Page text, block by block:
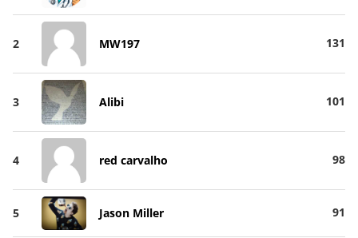
2 MW197 131
3 Alibi 101
4 red carvalho 98
5 Jason Miller 91